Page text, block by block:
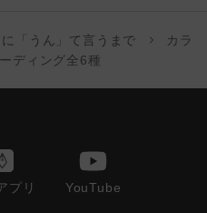
「うん」て言うまで
カラ
ディング全6種
プリ YouTube